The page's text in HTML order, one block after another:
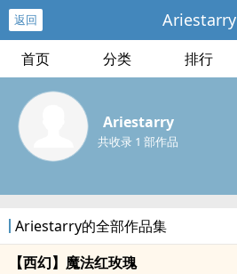
返回 Ariestarry
首页 分类 排行
Ariestarry
共收录 1 部作品
Ariestarry的全部作品集
【西幻】魔法红玫瑰